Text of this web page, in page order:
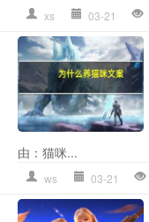
xs 03-21
由：猫咪...
ws 03-21